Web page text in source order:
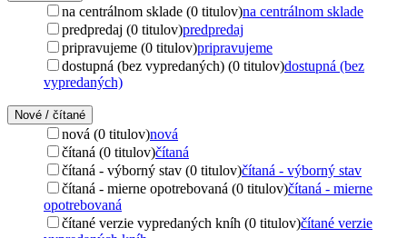
na centrálnom sklade (0 titulov)na centrálnom sklade
predpredaj (0 titulov)predpredaj
pripravujeme (0 titulov)pripravujeme
dostupná (bez vypredaných) (0 titulov)dostupná (bez
vypredaných)
Nové / čítané
nová (0 titulov)nová
čítaná (0 titulov)čítaná
čítaná - výborný stav (0 titulov)čítaná - výborný stav
čítaná - mierne opotrebovaná (0 titulov)čítaná - mierne
opotrebovaná
čítané verzie vypredaných kníh (0 titulov)čítané verzie